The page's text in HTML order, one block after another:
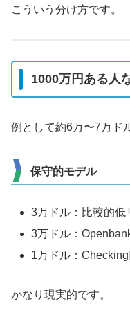
こういう分け方です。
1000万円ある人
例として約6万〜7万ド
保守的モデル
3万ドル：比較的低
3万ドル：
1万ドル：
かなり現実的です。